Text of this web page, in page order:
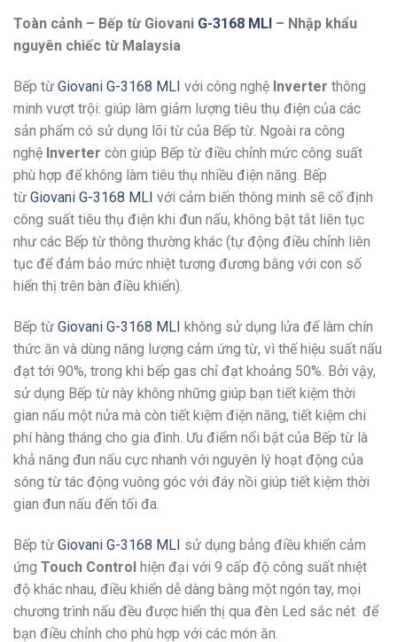
Toàn cảnh – Bếp từ Giovani G-3168 MLI – Nhập khẩu
nguyên chiếc từ Malaysia
Bếp từ Giovani G-3168 MLI với công nghệ Inverter thông
minh vượt trội: giúp làm giảm lượng tiêu thụ điện của các
sản phẩm có sử dụng lõi từ của Bếp từ. Ngoài ra công
nghệ Inverter còn giúp Bếp từ điều chỉnh mức công suất
phù hợp để không làm tiêu thụ nhiều điện năng. Bếp
từ Giovani G-3168 MLI với cảm biến thông minh sẽ cố định
công suất tiêu thụ điện khi đun nấu, không bật tắt liên tục
như các Bếp từ thông thường khác (tự động điều chỉnh liên
tục để đảm bảo mức nhiệt tương đương bằng với con số
hiển thị trên bàn điều khiển).
Bếp từ Giovani G-3168 MLI không sử dụng lửa để làm chín
thức ăn và dùng năng lượng cảm ứng từ, vì thế hiệu suất nấu
đạt tới 90%, trong khi bếp gas chỉ đạt khoảng 50%. Bởi vậy,
sử dụng Bếp từ này không những giúp bạn tiết kiệm thời
gian nấu một nửa mà còn tiết kiệm điện năng, tiết kiệm chi
phí hàng tháng cho gia đình. Ưu điểm nổi bật của Bếp từ là
khả năng đun nấu cực nhanh với nguyên lý hoạt động của
sóng từ tác động vuông góc với đáy nồi giúp tiết kiệm thời
gian đun nấu đến tối đa.
Bếp từ Giovani G-3168 MLI sử dụng bảng điều khiển cảm
ứng Touch Control hiện đại với 9 cấp độ công suất nhiệt
độ khác nhau, điều khiển dễ dàng bằng một ngón tay, mọi
chương trình nấu đều được hiển thị qua đèn Led sắc nét để
bạn điều chỉnh cho phù hợp với các món ăn.